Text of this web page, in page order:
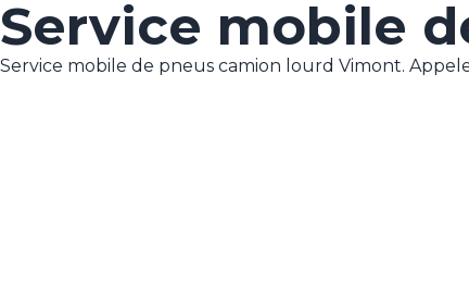
Service mobile
Service mobile de pneus camion lourd Vimont.